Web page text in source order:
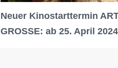
Neuer Kinostarttermin
GROSSE: ab 25. April